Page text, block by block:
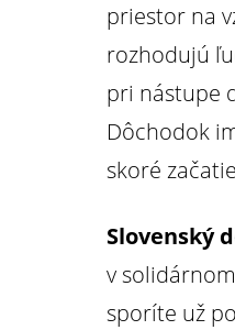
priestor na
rozhodujú
pri nástupe
Dôchodok
skoré
Slovenský
v
sporíte už